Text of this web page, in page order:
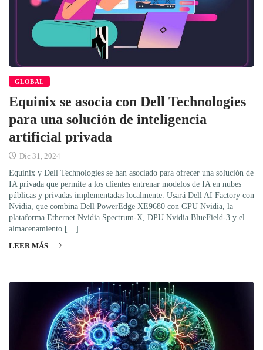
GLOBAL
Equinix se asocia con Dell Technologies
para una solución de inteligencia
artificial privada
Dic 31, 2024
Equinix y Dell Technologies se han asociado para ofrecer una solución de
IA privada que permite a los clientes entrenar modelos de IA en nubes
públicas y privadas implementadas localmente. Usará Dell AI Factory con
Nvidia, que combina Dell PowerEdge XE9680 con GPU Nvidia, la
plataforma Ethernet Nvidia Spectrum-X, DPU Nvidia BlueField-3 y el
almacenamiento […]
LEER MÁS